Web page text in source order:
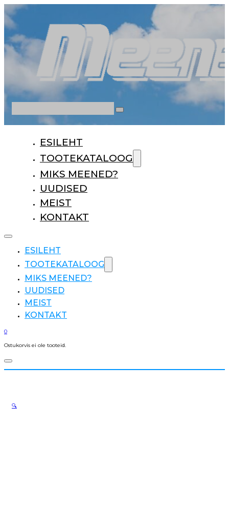
ESILEHT
TOOTEKATALOOG
MIKS MEENED?
UUDISED
MEIST
KONTAKT
ESILEHT
TOOTEKATALOOG
MIKS MEENED?
UUDISED
MEIST
KONTAKT
0
Ostukorvis ei ole tooteid.
🔍